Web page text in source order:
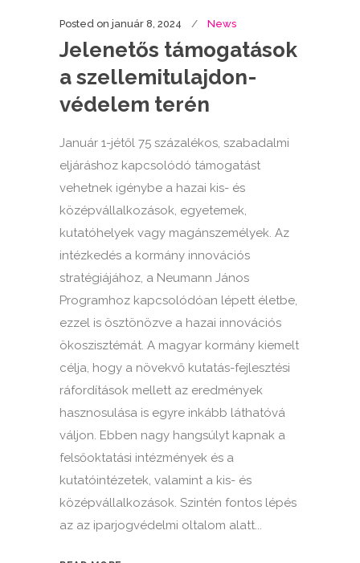
Posted on január 8, 2024 News
Jelenetős támogatások
a szellemitulajdon-
védelem terén
Január 1-jétől 75 százalékos, szabadalmi
eljáráshoz kapcsolódó támogatást
vehetnek igénybe a hazai kis- és
középvállalkozások, egyetemek,
kutatóhelyek vagy magánszemélyek. Az
intézkedés a kormány innovációs
stratégiájához, a Neumann János
Programhoz kapcsolódóan lépett életbe,
ezzel is ösztönözve a hazai innovációs
ökoszisztémát. A magyar kormány kiemelt
célja, hogy a növekvő kutatás-fejlesztési
ráfordítások mellett az eredmények
hasznosulása is egyre inkább láthatóvá
váljon. Ebben nagy hangsúlyt kapnak a
felsőoktatási intézmények és a
kutatóintézetek, valamint a kis- és
középvállalkozások. Szintén fontos lépés
az az iparjogvédelmi oltalom alatt...